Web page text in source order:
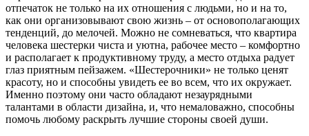
отпечаток не только на их отношения с людьми, но и на то,
как они организовывают свою жизнь – от основополагающих
тенденций, до мелочей. Можно не сомневаться, что квартира
человека шестерки чиста и уютна, рабочее место – комфортно
и располагает к продуктивному труду, а место отдыха радует
глаз приятным пейзажем. «Шестерочники» не только ценят
красоту, но и способны увидеть ее во всем, что их окружает.
Именно поэтому они часто обладают незаурядными
талантами в области дизайна, и, что немаловажно, способны
помочь любому раскрыть лучшие стороны своей души.